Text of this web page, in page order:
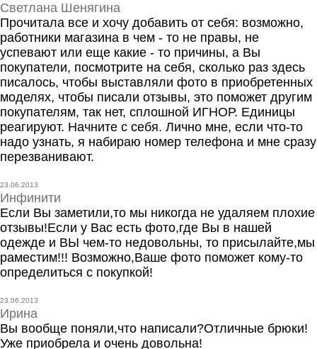
Светлана Шенягина
Прочитала все и хочу добавить от себя: возможно,
работники магазина в чем - то не правы, не
успевают или еще какие - то причины, а Вы
покупатели, посмотрите на себя, сколько раз здесь
писалось, чтобы выставляли фото в приобретенных
моделях, чтобы писали отзывы, это поможет другим
покупателям, так нет, сплошной ИГНОР. Единицы
реагируют. Начните с себя. Лично мне, если что-то
надо узнать, я набираю номер телефона и мне сразу
перезванивают.
23.06.2013
Инфинити
Если Вы заметили,то мы никогда не удаляем плохие
отзывы!Если у Вас есть фото,где Вы в нашей
одежде и ВЫ чем-то недовольны, то присылайте,мы
раместим!!! Возможно,Ваше фото поможет кому-то
определиться с покупкой!
23.06.2013
Ирина
Вы вообще поняли,что написали?Отличные брюки!
Уже приобрела и очень довольна!